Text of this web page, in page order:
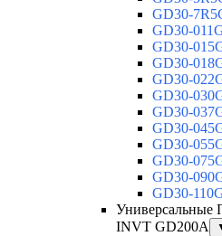
GD30-
GD30-
GD30-
GD30-
GD30-
GD30-
GD30-
GD30-
GD30-
GD30-
GD30-
GD30-
Универсальные
INVT GD200A